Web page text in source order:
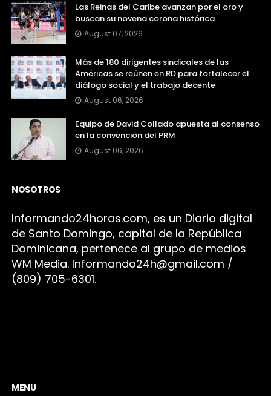
Las Reinas del Caribe avanzan por el oro y
buscan su novena corona histórica
August 07, 2026
Más de 180 dirigentes sindicales de las
Américas se reúnen en RD para fortalecer el
diálogo social y el trabajo decente
August 06, 2026
Equipo de David Collado apuesta al consenso
en la convención del PRM
August 06, 2026
NOSOTROS
Informando24horas.com, es un Diario digital
de Santo Domingo, capital de la República
Dominicana, pertenece al grupo de medios
WM Media. Informando24h@gmail.com /
(809) 705-6301.
MENU